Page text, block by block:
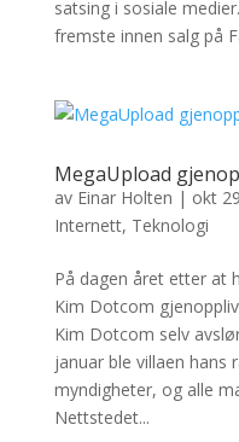
satsing i sosiale
fremste innen salg på
MegaUpload
av Einar Holten | okt
Internett, Teknologi
På dagen året etter at
Kim Dotcom
Kim Dotcom selv
januar ble villaen hans
myndigheter, og alle
Nettstedet...